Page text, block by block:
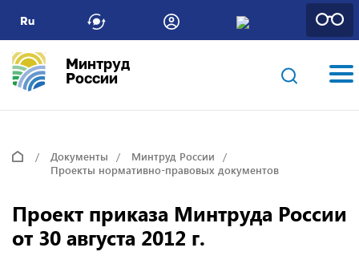
Ru
Минтруд
России
Документы
Минтруд России
Проекты нормативно-правовых документов
Проект приказа Минтруда России
от 30 августа 2012 г.